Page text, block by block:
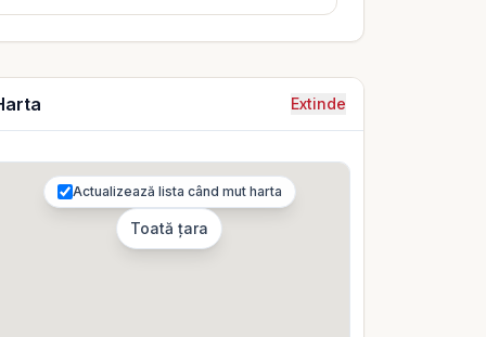
Extinde
Actualizează lista când mut harta
Toată țara